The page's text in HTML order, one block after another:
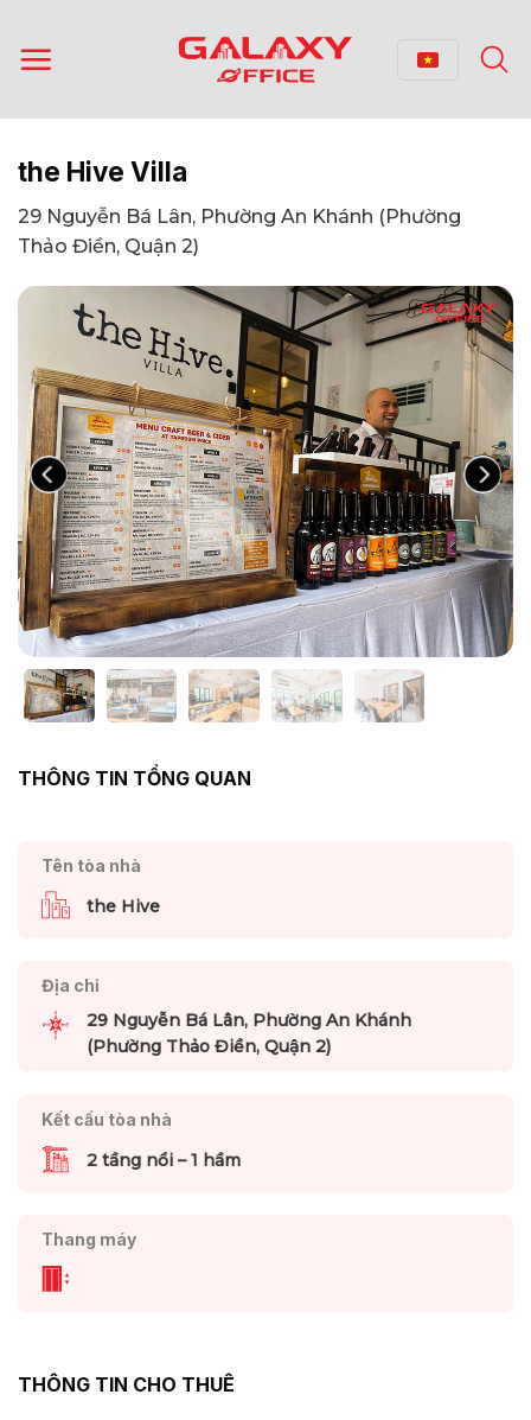
qua
nội
the Hive Villa
29 Nguyễn Bá Lân, Phường An Khánh (Phường
Thảo Điền, Quận 2)
THÔNG TIN TỔNG QUAN
Tên tòa nhà
the Hive
Địa chỉ
29 Nguyễn Bá Lân, Phường An Khánh
(Phường Thảo Điền, Quận 2)
Kết cấu tòa nhà
2 tầng nổi – 1 hầm
Thang máy
THÔNG TIN CHO THUÊ